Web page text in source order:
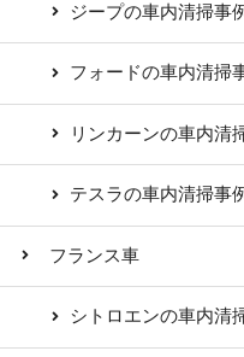
ジープの車内清掃事
フォードの車内清掃
リンカーンの車内清
テスラの車内清掃事
フランス車
シトロエンの車内清